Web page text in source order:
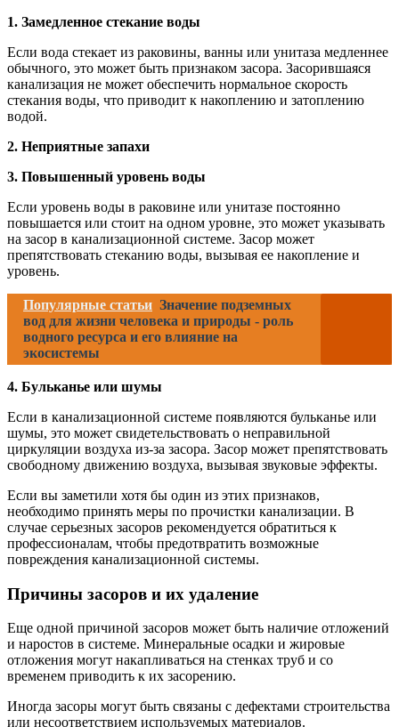
1. Замедленное стекание воды
Если вода стекает из раковины, ванны или унитаза медленнее
обычного, это может быть признаком засора. Засорившаяся
канализация не может обеспечить нормальное скорость
стекания воды, что приводит к накоплению и затоплению
водой.
2. Неприятные запахи
3. Повышенный уровень воды
Если уровень воды в раковине или унитазе постоянно
повышается или стоит на одном уровне, это может указывать
на засор в канализационной системе. Засор может
препятствовать стеканию воды, вызывая ее накопление и
уровень.
Популярные статьи Значение подземных
вод для жизни человека и природы - роль
водного ресурса и его влияние на
экосистемы
4. Бульканье или шумы
Если в канализационной системе появляются бульканье или
шумы, это может свидетельствовать о неправильной
циркуляции воздуха из-за засора. Засор может препятствовать
свободному движению воздуха, вызывая звуковые эффекты.
Если вы заметили хотя бы один из этих признаков,
необходимо принять меры по прочистки канализации. В
случае серьезных засоров рекомендуется обратиться к
профессионалам, чтобы предотвратить возможные
повреждения канализационной системы.
Причины засоров и их удаление
Еще одной причиной засоров может быть наличие отложений
и наростов в системе. Минеральные осадки и жировые
отложения могут накапливаться на стенках труб и со
временем приводить к их засорению.
Иногда засоры могут быть связаны с дефектами строительства
или несоответствием используемых материалов.